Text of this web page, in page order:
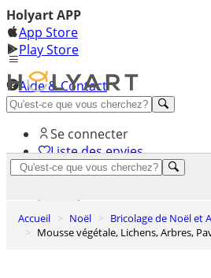
Holyart APP
App Store
Play Store
Aide & Contact
Découvrez Premium
Se connecter
Liste des envies
Accueil Noël
Bricolage de Noël et
Mousse végétale, Lichens, Arbres,